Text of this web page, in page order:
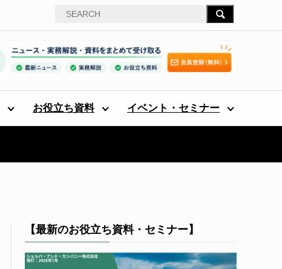
お役立ち資料 イベント・セミナー
【最新のお役立ち資料・セミナー】